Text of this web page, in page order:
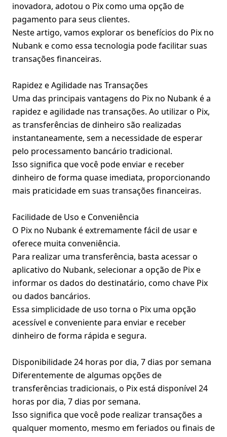
inovadora, adotou o Pix como uma opção de
pagamento para seus clientes.
Neste artigo, vamos explorar os benefícios do Pix no
Nubank e como essa tecnologia pode facilitar suas
transações financeiras.
Rapidez e Agilidade nas Transações
Uma das principais vantagens do Pix no Nubank é a
rapidez e agilidade nas transações. Ao utilizar o Pix,
as transferências de dinheiro são realizadas
instantaneamente, sem a necessidade de esperar
pelo processamento bancário tradicional.
Isso significa que você pode enviar e receber
dinheiro de forma quase imediata, proporcionando
mais praticidade em suas transações financeiras.
Facilidade de Uso e Conveniência
O Pix no Nubank é extremamente fácil de usar e
oferece muita conveniência.
Para realizar uma transferência, basta acessar o
aplicativo do Nubank, selecionar a opção de Pix e
informar os dados do destinatário, como chave Pix
ou dados bancários.
Essa simplicidade de uso torna o Pix uma opção
acessível e conveniente para enviar e receber
dinheiro de forma rápida e segura.
Disponibilidade 24 horas por dia, 7 dias por semana
Diferentemente de algumas opções de
transferências tradicionais, o Pix está disponível 24
horas por dia, 7 dias por semana.
Isso significa que você pode realizar transações a
qualquer momento, mesmo em feriados ou finais de